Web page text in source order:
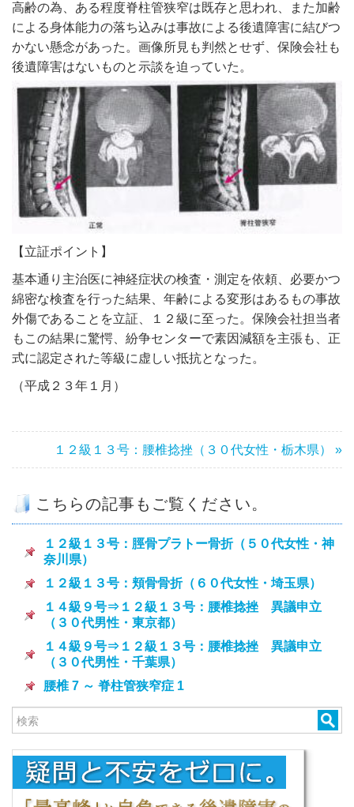
高齢の為、ある程度脊柱管狭窄は既存と思われ、また加齢
による身体能力の落ち込みは事故による後遺障害に結びつ
かない懸念があった。画像所見も判然とせず、保険会社も
後遺障害はないものと示談を迫っていた。
【立証ポイント】
基本通り主治医に神経症状の検査・測定を依頼、必要かつ
綿密な検査を行った結果、年齢による変形はあるもの事故
外傷であることを立証、１２級に至った。保険会社担当者
もこの結果に驚愕、紛争センターで素因減額を主張も、正
式に認定された等級に虚しい抵抗となった。
（平成２３年１月）
１２級１３号：腰椎捻挫（３０代女性・栃木県） »
こちらの記事もご覧ください。
１２級１３号：脛骨プラトー骨折（５０代女性・神
奈川県）
１２級１３号：頬骨骨折（６０代女性・埼玉県）
１４級９号⇒１２級１３号：腰椎捻挫 異議申立
（３０代男性・東京都）
１４級９号⇒１２級１３号：腰椎捻挫 異議申立
（３０代男性・千葉県）
腰椎 7 ～ 脊柱管狭窄症 1